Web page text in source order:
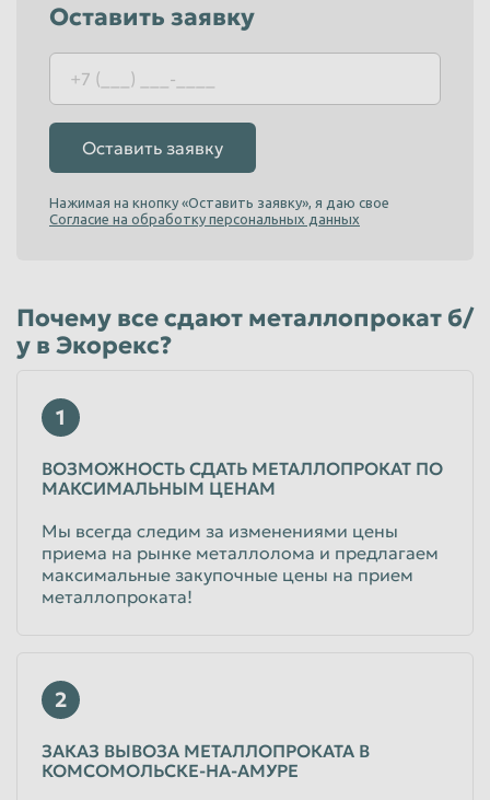
Смоленск
Ставрополь Старый Оскол
Стерлитамак
Сызрань
Таганрог
Тверь Тольятти
Ульяновск Уссурийск
Уфа
Химки
Челябинск
Чита Шахты
Южно-Сахалинск Якутск
Ярославль
Оставить заявку
Оставить заявку
Нажимая на кнопку «Оставить заявку», я даю свое
Согласие на обработку персональных данных
Почему все сдают металлопрокат б/
у в Экорекс?
1
ВОЗМОЖНОСТЬ СДАТЬ МЕТАЛЛОПРОКАТ ПО
МАКСИМАЛЬНЫМ ЦЕНАМ
Мы всегда следим за изменениями цены
приема на рынке металлолома и предлагаем
максимальные закупочные цены на прием
металлопроката!
2
ЗАКАЗ ВЫВОЗА МЕТАЛЛОПРОКАТА В
КОМСОМОЛЬСКЕ-НА-АМУРЕ